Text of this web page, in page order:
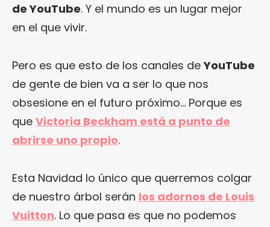
de YouTube. Y el mundo es un lugar mejor
en el que vivir.
Pero es que esto de los canales deYouTube
de gente de bien va a ser lo que nos
obsesione en el futuro próximo… Porque es
que Victoria Beckham está a punto de
abrirse uno propio.
Esta Navidad lo único que querremos colgar
de nuestro árbol serán los adornos de Louis
Vuitton. Lo que pasa es que no podemos